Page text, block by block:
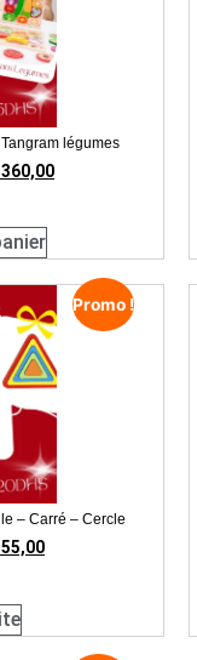
légumes
360,00
Promo !
– Carré – Cercle
55,00